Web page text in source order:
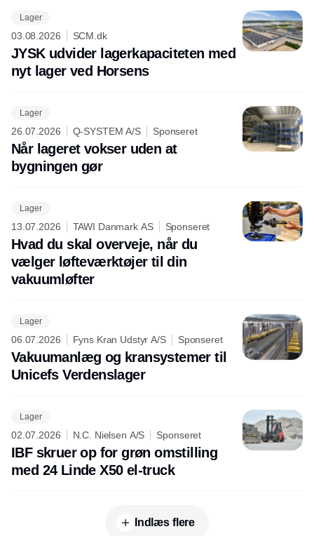
Lager
03.08.2026 SCM.dk
JYSK udvider lagerkapaciteten med
nyt lager ved Horsens
Lager
26.07.2026 Q-SYSTEM A/S Sponseret
Når lageret vokser uden at
bygningen gør
Lager
13.07.2026 TAWI Danmark AS Sponseret
Hvad du skal overveje, når du
vælger løfteværktøjer til din
vakuumløfter
Lager
06.07.2026 Fyns Kran Udstyr A/S Sponseret
Vakuumanlæg og kransystemer til
Unicefs Verdenslager
Lager
02.07.2026 N.C. Nielsen A/S Sponseret
IBF skruer op for grøn omstilling
med 24 Linde X50 el-truck
Indlæs flere